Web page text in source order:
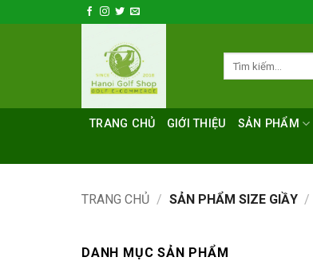
qua
TRANG CHỦ GIỚI THIỆU SẢN PHẨM
TRANG CHỦ / SẢN PHẨM SIZE GIẦY /
DANH MỤC SẢN PHẨM